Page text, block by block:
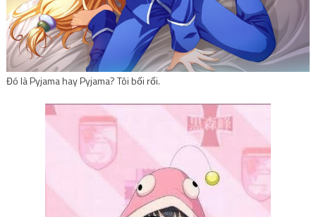
Đó là Pyjama hay Pyjama? Tôi bối rối.